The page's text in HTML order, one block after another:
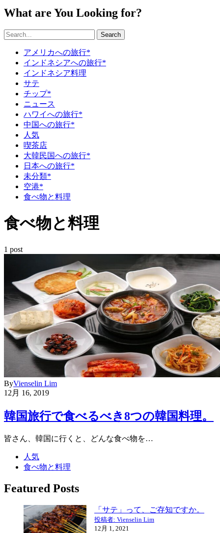
What are You Looking for?
Search
アメリカへの旅行*
インドネシアへの旅行*
インドネシア料理
サテ
チップ*
ニュース
ハワイへの旅行*
中国への旅行*
人気
喫茶店
大韓民国への旅行*
日本への旅行*
未分類*
空港*
食べ物と料理
食べ物と料理
1 post
ByVienselin Lim
12月 16, 2019
韓国旅行で食べるべき8つの韓国料理。
皆さん、韓国に行くと、どんな食べ物を…
人気
食べ物と料理
Featured Posts
「サテ」って、ご存知ですか。
投稿者: Vienselin Lim
12月 1, 2021